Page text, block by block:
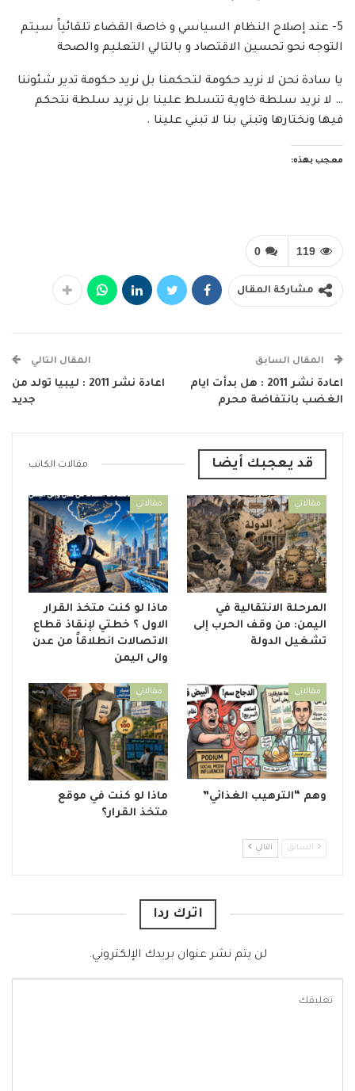
5- عند إصلاح النظام السياسي و خاصة القضاء تلقائياً سيتم
التوجه نحو تحسين الاقتصاد و بالتالي التعليم والصحة
يا سادة نحن لا نريد حكومة لتحكمنا بل نريد حكومة تدير شئوننا
… لا نريد سلطة خاوية تتسلط علينا بل نريد سلطة نتحكم
فيها ونختارها وتبني بنا لا تبني علينا .
معجب بهذه:
0 119
مشاركة المقال
المقال السابق
اعادة نشر 2011 : هل بدأت ايام
الغضب بانتفاضة محرم
المقال التالي
اعادة نشر 2011 : ليبيا تولد من
جديد
قد يعجبك أيضا مقالات الكاتب
مقالاتي
المرحلة الانتقالية في
اليمن: من وقف الحرب إلى
تشغيل الدولة
مقالاتي
ماذا لو كنت متخذ القرار
الاول ؟ خطتي لإنقاذ قطاع
الاتصالات انطلاقاً من عدن
والى اليمن
مقالاتي
وهم “الترهيب الغذائي”
مقالاتي
ماذا لو كنت في موقع
متخذ القرار؟
السابق التالي
اترك ردا
لن يتم نشر عنوان بريدك الإلكتروني.